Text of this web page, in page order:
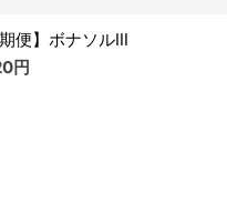
期便】ボナソルⅢ
円